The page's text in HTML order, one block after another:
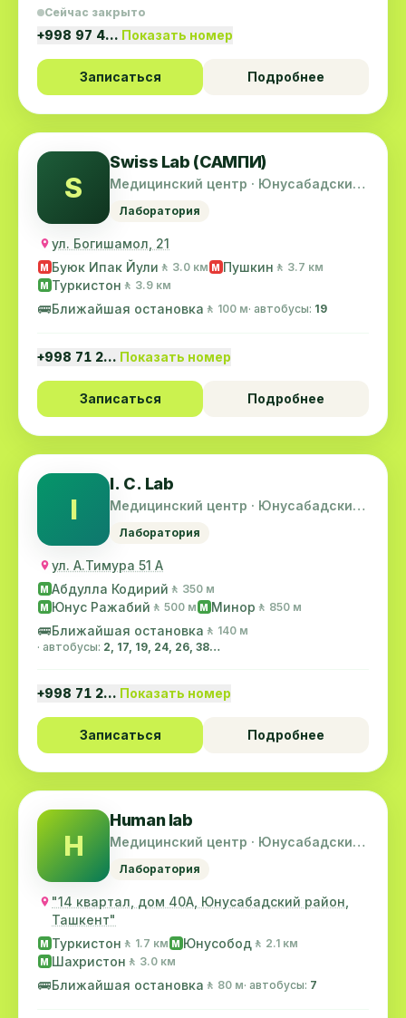
Сейчас закрыто
+998 97 4… Показать номер
Записаться Подробнее
S
Swiss Lab (САМПИ)
Медицинский центр · Юнусабадский
Лаборатория
ул. Богишамол, 21
M Буюк Ипак Йули 🚶 3.0 км M Пушкин 🚶 3.7 км
M Туркистон 🚶 3.9 км
🚌Ближайшая остановка 🚶 100 м· автобусы: 19
+998 71 2… Показать номер
Записаться Подробнее
I
I. C. Lab
Медицинский центр · Юнусабадский
Лаборатория
ул. А.Тимура 51 А
M Абдулла Кодирий 🚶 350 м
M Юнус Ражабий 🚶 500 м M Минор 🚶 850 м
🚌Ближайшая остановка 🚶 140 м
· автобусы: 2, 17, 19, 24, 26, 38…
+998 71 2… Показать номер
Записаться Подробнее
H
Human lab
Медицинский центр · Юнусабадский
Лаборатория
"14 квартал, дом 40А, Юнусабадский район,
Ташкент"
M Туркистон 🚶 1.7 км M Юнусобод 🚶 2.1 км
M Шахристон 🚶 3.0 км
🚌Ближайшая остановка 🚶 80 м· автобусы: 7